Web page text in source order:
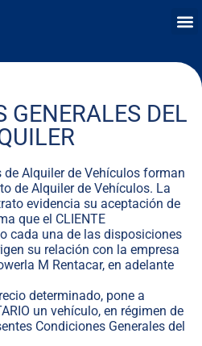
GENERALES DEL
de Alquiler de Vehículos forman
de Alquiler de Vehículos. La
evidencia su aceptación de
que el CLIENTE
cada una de las disposiciones
su relación con la empresa
M Rentacar, en adelante
determinado, pone a
un vehículo, en régimen de
Condiciones Generales del